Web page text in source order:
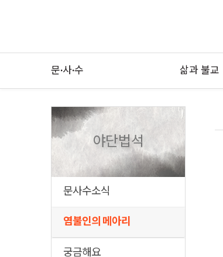
문·사·수 삶과 불교
야단법석
문사수소식
염불인의 메아리
궁금해요